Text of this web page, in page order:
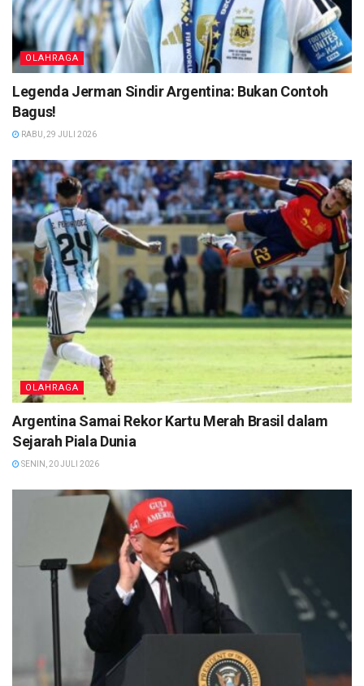
OLAHRAGA
Legenda Jerman Sindir Argentina: Bukan Contoh
Bagus!
RABU, 29 JULI 2026
OLAHRAGA
Argentina Samai Rekor Kartu Merah Brasil dalam
Sejarah Piala Dunia
SENIN, 20 JULI 2026